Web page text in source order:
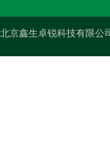
北京鑫生卓锐科技有限公